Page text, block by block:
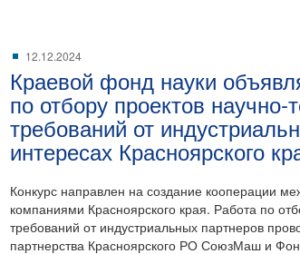
12.12.2024
Краевой фонд науки
по отбору проектов научно-
требований от
интересах Красноярского
Конкурс направлен на создание кооперации
компаниями Красноярского края. Работа по
требований от индустриальных партнеров
партнерства Красноярского РО СоюзМаш и